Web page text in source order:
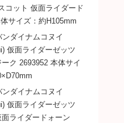
コット 仮面ライダード
サイズ：約H105mm
ンダイナムコヌイ
仮面ライダーゼッツ
ク 2693952 本体サイ
ンダイナムコヌイ
仮面ライダーゼッツ
ライダードォーン